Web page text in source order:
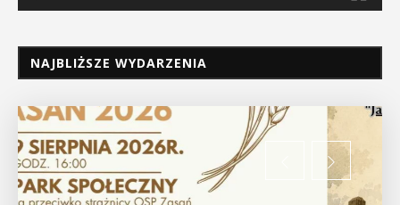
NAJBLIŻSZE WYDARZENIA